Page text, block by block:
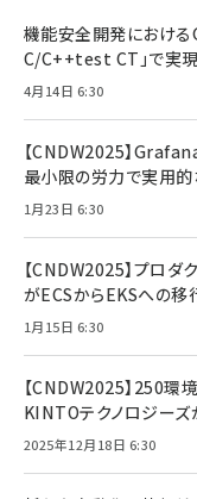
機能安全開発におけ
C/C++test CT」で実
4月14日 6:30
【CNDW2025】
最小限の労力で実用的
1月23日 6:30
【CNDW2025】プロダ
がECSからEKSへの移
1月15日 6:30
【CNDW2025】250環
KINTOテクノロジーズ
2025年12月18日 6:30